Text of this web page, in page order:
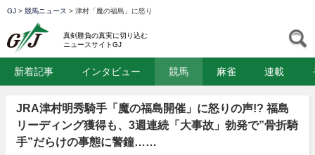
GJ > 競馬ニュース > 津村「魔の福島」に怒り
真剣勝負の真実に切り込む
ニュースサイトGJ
新着記事 インタビュー 競馬 麻雀 連載
JRA津村明秀騎手「魔の福島開催」に怒りの声!? 福島
リーディング獲得も、3週連続「大事故」勃発で”骨折騎
手”だらけの事態に警鐘……